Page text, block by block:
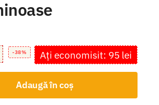
Prețul
este:
155,00 lei.
Ați economisit: 95 lei
-38%
Adaugă în coș